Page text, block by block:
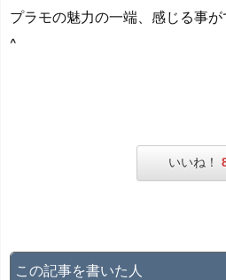
プラモの魅力の一端、感じる事
^
いいね！
この記事を書いた人